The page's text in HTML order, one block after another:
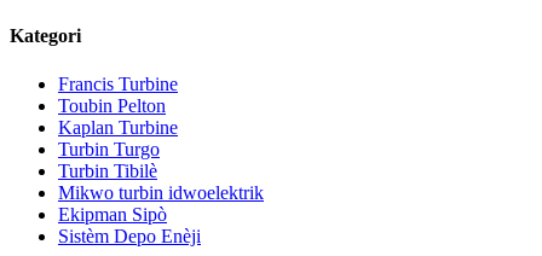
Kategori
Francis Turbine
Toubin Pelton
Kaplan Turbine
Turbin Turgo
Turbin Tibilè
Mikwo turbin idwoelektrik
Ekipman Sipò
Sistèm Depo Enèji